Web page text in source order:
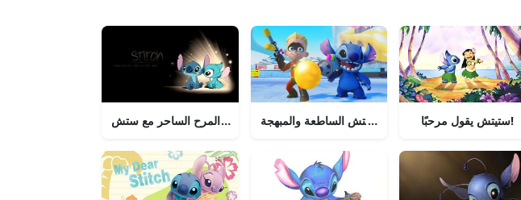
مرحبًا بك في عالم المرح الساحر مع ستشخلفية ستش الساطعة والمبهجة ستيتش يقول مرحبًا!